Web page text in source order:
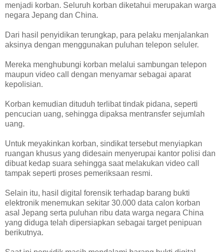
menjadi korban. Seluruh korban diketahui merupakan warga
negara Jepang dan China.
Dari hasil penyidikan terungkap, para pelaku menjalankan
aksinya dengan menggunakan puluhan telepon seluler.
Mereka menghubungi korban melalui sambungan telepon
maupun video call dengan menyamar sebagai aparat
kepolisian.
Korban kemudian dituduh terlibat tindak pidana, seperti
pencucian uang, sehingga dipaksa mentransfer sejumlah
uang.
Untuk meyakinkan korban, sindikat tersebut menyiapkan
ruangan khusus yang didesain menyerupai kantor polisi dan
dibuat kedap suara sehingga saat melakukan video call
tampak seperti proses pemeriksaan resmi.
Selain itu, hasil digital forensik terhadap barang bukti
elektronik menemukan sekitar 30.000 data calon korban
asal Jepang serta puluhan ribu data warga negara China
yang diduga telah dipersiapkan sebagai target penipuan
berikutnya.